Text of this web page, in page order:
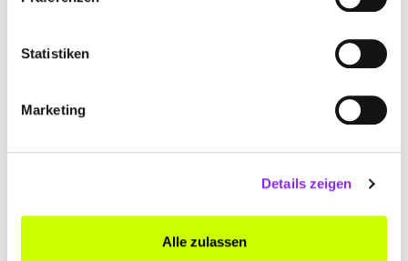
Statistiken
Marketing
Details zeigen
Alle zulassen
+4967712601
www.cafe-restaurant-loreley.de